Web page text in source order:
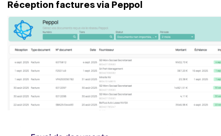
Réception factures via Peppol